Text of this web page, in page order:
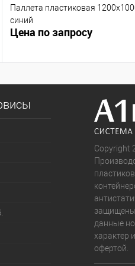
Паллета пластиковая
синий
Цена по запросу
Copyright
данные
характер
офертой.